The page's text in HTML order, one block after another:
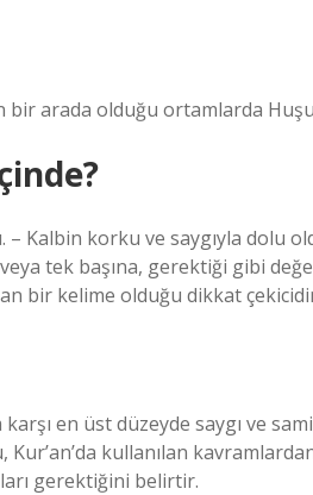
bir arada olduğu ortamlarda
Kalbin korku ve saygıyla dolu
tek başına, gerektiği gibi
bir kelime olduğu dikkat
karşı en üst düzeyde saygı ve
kullanılan
gerektiğini belirtir.